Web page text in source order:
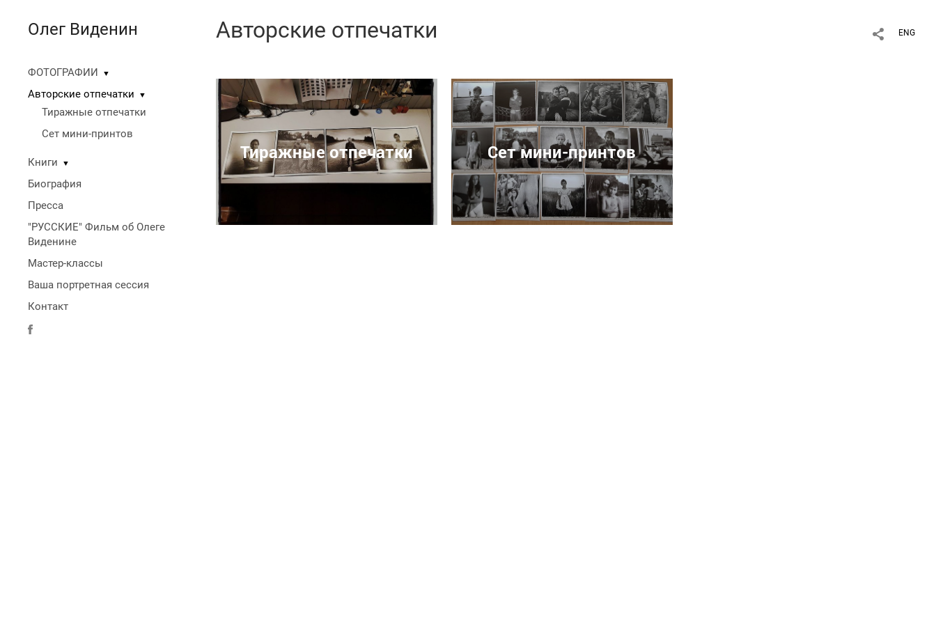
Олег Виденин
ФОТОГРАФИИ ▼
Авторские отпечатки ▼
Тиражные отпечатки
Сет мини-принтов
Книги ▼
Биография
Пресса
"РУССКИЕ" Фильм об Олеге
Виденине
Мастер-классы
Ваша портретная сессия
Контакт
ENG
Авторские отпечатки
Тиражные отпечатки Сет мини-принтов